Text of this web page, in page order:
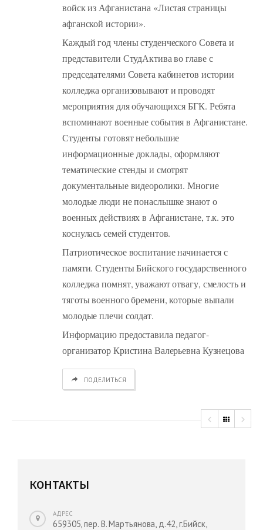
войск из Афганистана «Листая страницы
афганской истории».
Каждый год члены студенческого Совета и
представители СтудАктива во главе с
председателями Совета кабинетов истории
колледжа организовывают и проводят
мероприятия для обучающихся БГК. Ребята
вспоминают военные события в Афганистане.
Студенты готовят небольшие
информационные доклады, оформляют
тематические стенды и смотрят
документальные видеоролики. Многие
молодые люди не понаслышке знают о
военных действиях в Афганистане, т.к. это
коснулась семей студентов.
Патриотическое воспитание начинается с
памяти. Студенты Бийского государственного
колледжа помнят, уважают отвагу, смелость и
тяготы военного бремени, которые выпали
молодые плечи солдат.
Информацию предоставила педагог-
организатор Кристина Валерьевна Кузнецова
ПОДЕЛИТЬСЯ
КОНТАКТЫ
АДРЕС
659305, пер. В. Мартьянова, д.42, г.Бийск,